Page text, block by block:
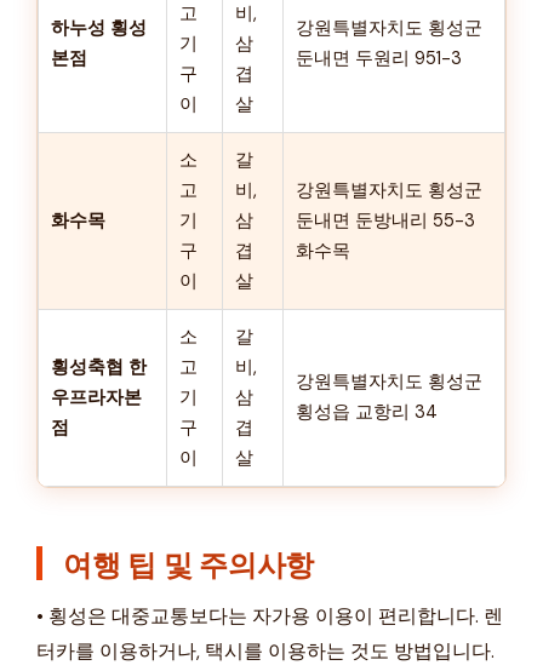
하누성 횡성
본점
고
기
구
이
비,
삼
겹
살
강원특별자치도 횡성군
둔내면 두원리 951-3
화수목
소
고
기
구
이
갈
비,
삼
겹
살
강원특별자치도 횡성군
둔내면 둔방내리 55-3
화수목
횡성축협 한
우프라자본
점
소
고
기
구
이
갈
비,
삼
겹
살
강원특별자치도 횡성군
횡성읍 교항리 34
여행 팁 및 주의사항
• 횡성은 대중교통보다는 자가용 이용이 편리합니다. 렌
터카를 이용하거나, 택시를 이용하는 것도 방법입니다.